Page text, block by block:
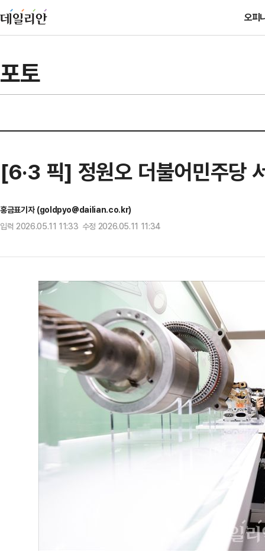
오피
포토
[6·3 픽] 정원오 더불어민주당
홍금표기자 (goldpyo@dailian.co.kr)
입력 2026.05.11 11:33 수정 2026.05.11 11:34